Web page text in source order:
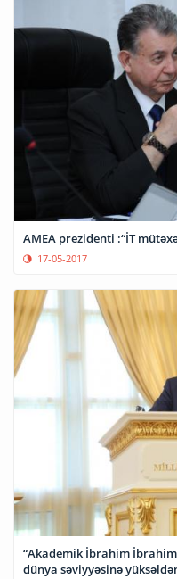
AMEA prezidenti :“İT
17-05-2017
“Akademik İbrahim
dünya səviyyəsinə